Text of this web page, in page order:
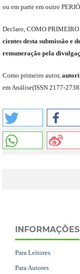
ou em parte em outro
Declaro COMO PRIMEIRO
cientes desta submissão e
remuneração pela
Como primeiro autor, a
em Análise(ISSN 2177-2738
INFORMAÇÕES
Para Leitores
Para Autores